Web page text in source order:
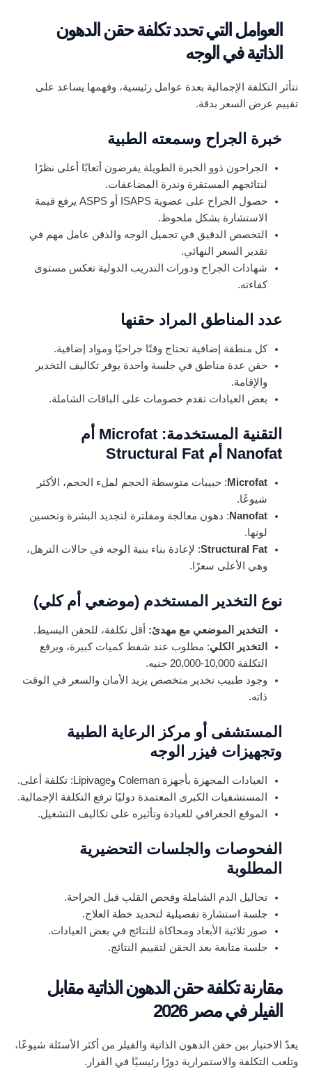
العوامل التي تحدد تكلفة حقن الدهون
الذاتية في الوجه
تتأثر التكلفة الإجمالية بعدة عوامل رئيسية، وفهمها يساعد على
تقييم عرض السعر بدقة.
خبرة الجراح وسمعته الطبية
الجراحون ذوو الخبرة الطويلة يفرضون أتعابًا أعلى نظرًا
لنتائجهم المستقرة وندرة المضاعفات.
حصول الجراح على عضوية ISAPS أو ASPS يرفع قيمة
الاستشارة بشكل ملحوظ.
التخصص الدقيق في تجميل الوجه والذقن عامل مهم في
تقدير السعر النهائي.
شهادات الجراح ودورات التدريب الدولية تعكس مستوى
كفاءته.
عدد المناطق المراد حقنها
كل منطقة إضافية تحتاج وقتًا جراحيًا ومواد إضافية.
حقن عدة مناطق في جلسة واحدة يوفر تكاليف التخدير
والإقامة.
بعض العيادات تقدم خصومات على الباقات الشاملة.
التقنية المستخدمة: Microfat أم
Nanofat أم Structural Fat
Microfat : حبيبات متوسطة الحجم لملء الحجم، الأكثر
شيوعًا.
Nanofat : دهون معالجة ومفلترة لتجديد البشرة وتحسين
لونها.
Structural Fat: لإعادة بناء بنية الوجه في حالات الترهل،
وهي الأعلى سعرًا.
نوع التخدير المستخدم (موضعي أم كلي)
التخدير الموضعي مع مهدئ: أقل تكلفة، للحقن البسيط.
التخدير الكلي: مطلوب عند شفط كميات كبيرة، ويرفع
التكلفة 10,000-20,000 جنيه.
وجود طبيب تخدير متخصص يزيد الأمان والسعر في الوقت
ذاته.
المستشفى أو مركز الرعاية الطبية
وتجهيزات فيزر الوجه
العيادات المجهزة بأجهزة Coleman وLipivage: تكلفة أعلى.
المستشفيات الكبرى المعتمدة دوليًا ترفع التكلفة الإجمالية.
الموقع الجغرافي للعيادة وتأثيره على تكاليف التشغيل.
الفحوصات والجلسات التحضيرية
المطلوبة
تحاليل الدم الشاملة وفحص القلب قبل الجراحة.
جلسة استشارة تفصيلية لتحديد خطة العلاج.
صور ثلاثية الأبعاد ومحاكاة للنتائج في بعض العيادات.
جلسة متابعة بعد الحقن لتقييم النتائج.
مقارنة تكلفة حقن الدهون الذاتية مقابل
الفيلر في مصر 2026
يعدّ الاختيار بين حقن الدهون الذاتية والفيلر من أكثر الأسئلة شيوعًا،
وتلعب التكلفة والاستمرارية دورًا رئيسيًا في القرار.